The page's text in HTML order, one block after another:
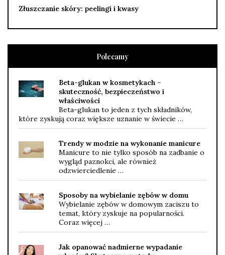
Złuszczanie skóry: peelingi i kwasy
Polecamy
Beta-glukan w kosmetykach –
skuteczność, bezpieczeństwo i
właściwości
Beta-glukan to jeden z tych składników,
które zyskują coraz większe uznanie w świecie …
Trendy w modzie na wykonanie manicure
Manicure to nie tylko sposób na zadbanie o
wygląd paznokci, ale również
odzwierciedlenie …
Sposoby na wybielanie zębów w domu
Wybielanie zębów w domowym zaciszu to
temat, który zyskuje na popularności.
Coraz więcej …
Jak opanować nadmierne wypadanie